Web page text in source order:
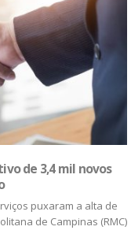
3,4 mil novos
puxaram a alta de
de Campinas (RMC)